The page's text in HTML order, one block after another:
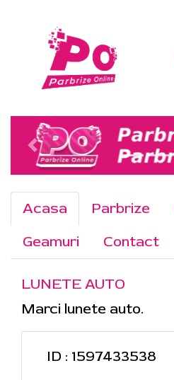
Acasa Parbrize
Geamuri
Contact
LUNETE AUTO
Marci lunete auto.
ID : 1597433538